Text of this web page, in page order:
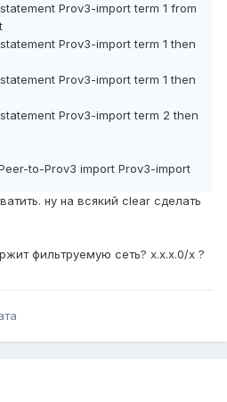
Prov3-import term 1 from
Prov3-import term 1 then
Prov3-import term 1 then
Prov3-import term 2 then
to-Prov3 import Prov3-import
ну на всякий clear сделать
фильтруемую сеть? x.x.x.0/x ?